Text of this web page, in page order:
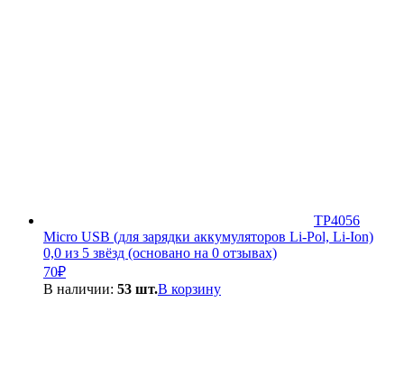
TP4056
Micro USB (для зарядки аккумуляторов Li-Pol, Li-Ion)
0,0 из 5 звёзд (основано на 0 отзывах)
70₽
В наличии: 53 шт.В корзину